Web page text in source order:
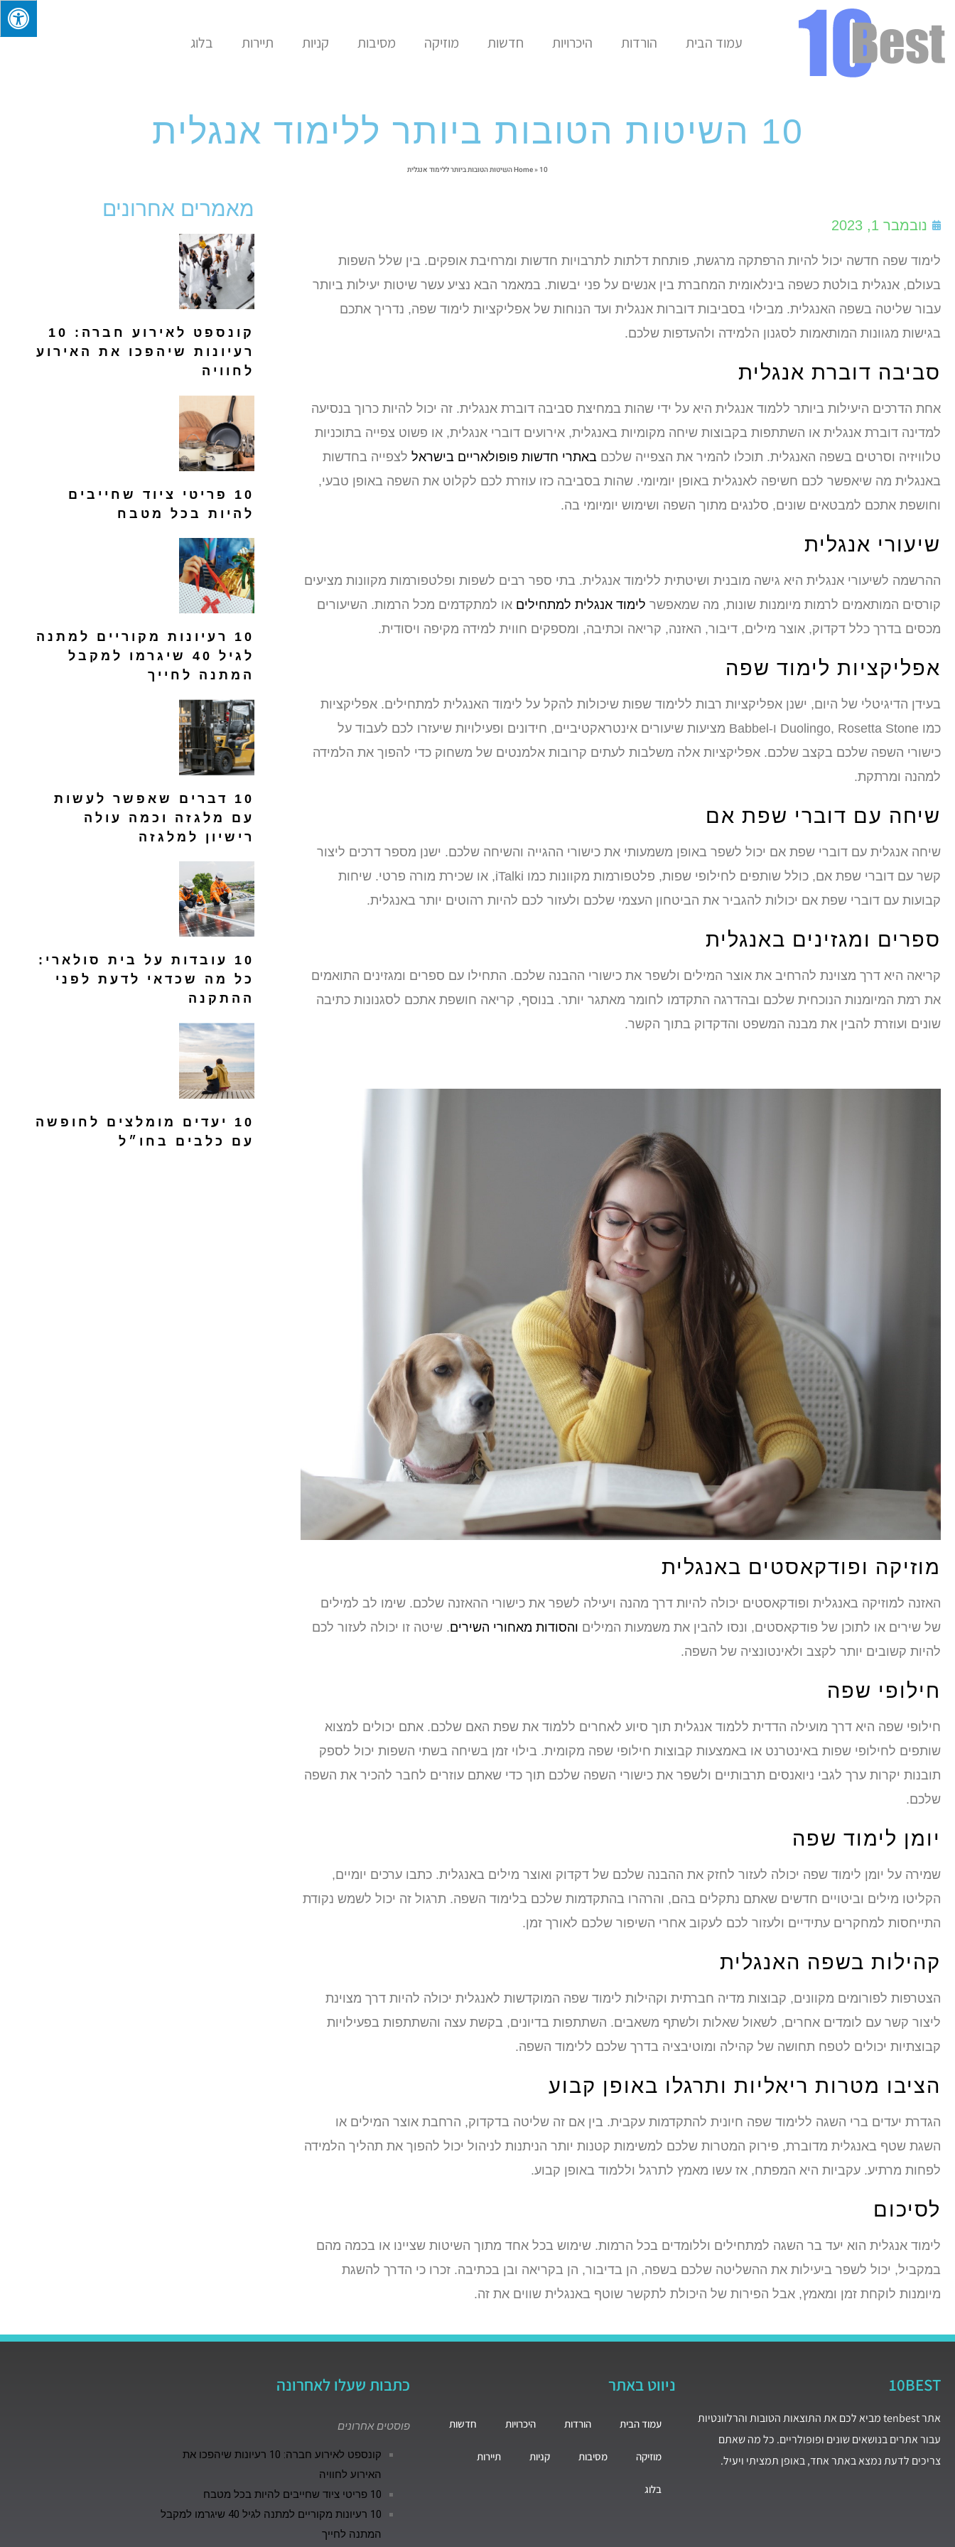
עמוד הבית הורדות היכרויות חדשות מוזיקה מסיבות קניות תיירות בלוג
10 השיטות הטובות ביותר ללימוד אנגלית
Home» 10 השיטות הטובות ביותר ללימוד אנגלית
נובמבר 1, 2023
לימוד שפה חדשה יכול להיות הרפתקה מרגשת, פותחת דלתות לתרבויות חדשות ומרחיבת אופקים. בין שלל השפות
בעולם, אנגלית בולטת כשפה בינלאומית המחברת בין אנשים על פני יבשות. במאמר הבא נציע עשר שיטות יעילות ביותר
עבור שליטה בשפה האנגלית. מבילוי בסביבות דוברות אנגלית ועד הנוחות של אפליקציות לימוד שפה, נדריך אתכם
בגישות מגוונות המותאמות לסגנון הלמידה ולהעדפות שלכם.
סביבה דוברת אנגלית
אחת הדרכים היעילות ביותר ללמוד אנגלית היא על ידי שהות במחיצת סביבה דוברת אנגלית. זה יכול להיות כרוך בנסיעה
למדינה דוברת אנגלית או השתתפות בקבוצות שיחה מקומיות באנגלית, אירועים דוברי אנגלית, או פשוט צפייה בתוכניות
טלוויזיה וסרטים בשפה האנגלית. תוכלו להמיר את הצפייה שלכם באתרי חדשות פופולאריים בישראל לצפייה בחדשות
באנגלית מה שיאפשר לכם חשיפה לאנגלית באופן יומיומי. שהות בסביבה כזו עוזרת לכם לקלוט את השפה באופן טבעי,
וחושפת אתכם למבטאים שונים, סלנגים מתוך השפה ושימוש יומיומי בה.
שיעורי אנגלית
ההרשמה לשיעורי אנגלית היא גישה מובנית ושיטתית ללימוד אנגלית. בתי ספר רבים לשפות ופלטפורמות מקוונות מציעים
קורסים המותאמים לרמות מיומנות שונות, מה שמאפשר לימוד אנגלית למתחילים או למתקדמים מכל הרמות. השיעורים
מכסים בדרך כלל דקדוק, אוצר מילים, דיבור, האזנה, קריאה וכתיבה, ומספקים חווית למידה מקיפה ויסודית.
אפליקציות לימוד שפה
בעידן הדיגיטלי של היום, ישנן אפליקציות רבות ללימוד שפות שיכולות להקל על לימוד האנגלית למתחילים. אפליקציות
כמו Duolingo, Rosetta Stone ו-Babbel מציעות שיעורים אינטראקטיביים, חידונים ופעילויות שיעזרו לכם לעבוד על
כישורי השפה שלכם בקצב שלכם. אפליקציות אלה משלבות לעתים קרובות אלמנטים של משחוק כדי להפוך את הלמידה
למהנה ומרתקת.
שיחה עם דוברי שפת אם
שיחה אנגלית עם דוברי שפת אם יכול לשפר באופן משמעותי את כישורי ההגייה והשיחה שלכם. ישנן מספר דרכים ליצור
קשר עם דוברי שפת אם, כולל שותפים לחילופי שפות, פלטפורמות מקוונות כמו iTalki, או שכירת מורה פרטי. שיחות
קבועות עם דוברי שפת אם יכולות להגביר את הביטחון העצמי שלכם ולעזור לכם להיות רהוטים יותר באנגלית.
ספרים ומגזינים באנגלית
קריאה היא דרך מצוינת להרחיב את אוצר המילים ולשפר את כישורי ההבנה שלכם. התחילו עם ספרים ומגזינים התואמים
את רמת המיומנות הנוכחית שלכם ובהדרגה התקדמו לחומר מאתגר יותר. בנוסף, קריאה חושפת אתכם לסגנונות כתיבה
שונים ועוזרת להבין את מבנה המשפט והדקדוק בתוך הקשר.
מוזיקה ופודקאסטים באנגלית
האזנה למוזיקה באנגלית ופודקאסטים יכולה להיות דרך מהנה ויעילה לשפר את כישורי ההאזנה שלכם. שימו לב למילים
של שירים או לתוכן של פודקאסטים, ונסו להבין את משמעות המילים והסודות מאחורי השירים. שיטה זו יכולה לעזור לכם
להיות קשובים יותר לקצב ולאינטונציה של השפה.
חילופי שפה
חילופי שפה היא דרך מועילה הדדית ללמוד אנגלית תוך סיוע לאחרים ללמוד את שפת האם שלכם. אתם יכולים למצוא
שותפים לחילופי שפות באינטרנט או באמצעות קבוצות חילופי שפה מקומית. בילוי זמן בשיחה בשתי השפות יכול לספק
תובנות יקרות ערך לגבי ניואנסים תרבותיים ולשפר את כישורי השפה שלכם תוך כדי שאתם עוזרים לחבר להכיר את השפה
שלכם.
יומן לימוד שפה
שמירה על יומן לימוד שפה יכולה לעזור לחזק את ההבנה שלכם של דקדוק ואוצר מילים באנגלית. כתבו ערכים יומיים,
הקליטו מילים וביטויים חדשים שאתם נתקלים בהם, והרהרו בהתקדמות שלכם בלימוד השפה. תרגול זה יכול לשמש נקודת
התייחסות למחקרים עתידיים ולעזור לכם לעקוב אחרי השיפור שלכם לאורך זמן.
קהילות בשפה האנגלית
הצטרפות לפורומים מקוונים, קבוצות מדיה חברתית וקהילות לימוד שפה המוקדשות לאנגלית יכולה להיות דרך מצוינת
ליצור קשר עם לומדים אחרים, לשאול שאלות ולשתף משאבים. השתתפות בדיונים, בקשת עצה והשתתפות בפעילויות
קבוצתיות יכולים לטפח תחושה של קהילה ומוטיבציה בדרך שלכם ללימוד השפה.
הציבו מטרות ריאליות ותרגלו באופן קבוע
הגדרת יעדים ברי השגה ללימוד שפה חיונית להתקדמות עקבית. בין אם זה שליטה בדקדוק, הרחבת אוצר המילים או
השגת שטף באנגלית מדוברת, פירוק המטרות שלכם למשימות קטנות יותר הניתנות לניהול יכול להפוך את תהליך הלמידה
לפחות מרתיע. עקביות היא המפתח, אז עשו מאמץ לתרגל וללמוד באופן קבוע.
לסיכום
לימוד אנגלית הוא יעד בר השגה למתחילים וללומדים בכל הרמות. שימוש בכל אחד מתוך השיטות שציינו או בכמה מהם
במקביל, יכול לשפר ביעילות את ההשליטה שלכם בשפה, הן בדיבור, הן בקריאה ובן בכתיבה. זכרו כי הדרך להשגת
מיומנות לוקחת זמן ומאמץ, אבל הפירות של היכולת לתקשר שוטף באנגלית שווים את זה.
מאמרים אחרונים
קונספט לאירוע חברה: 10
רעיונות שיהפכו את האירוע
לחוויה
10 פריטי ציוד שחייבים
להיות בכל מטבח
10 רעיונות מקוריים למתנה
לגיל 40 שיגרמו למקבל
המתנה לחייך
10 דברים שאפשר לעשות
עם מלגזה וכמה עולה
רישיון למלגזה
10 עובדות על בית סולארי:
כל מה שכדאי לדעת לפני
ההתקנה
10 יעדים מומלצים לחופשה
עם כלבים בחו״ל
10BEST
אתר tenbest מביא לכם את התוצאות הטובות והרלוונטיות
עבור אתרים בנושאים שונים ופופולריים. כל מה שאתם
צריכים לדעת נמצא באתר אחד, באופן תמציתי ויעיל.
ניווט באתר
עמוד הבית הורדות היכרויות חדשות
מוזיקה מסיבות קניות תיירות
בלוג
כתבות שעלו לאחרונה
פוסטים אחרונים
קונספט לאירוע חברה: 10 רעיונות שיהפכו את
האירוע לחוויה
10 פריטי ציוד שחייבים להיות בכל מטבח
10 רעיונות מקוריים למתנה לגיל 40 שיגרמו למקבל
המתנה לחייך